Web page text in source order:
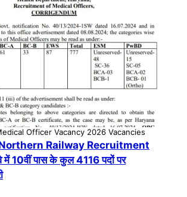
Officer Vacancy 2026 Vacancies
Railway Recruitment
में 10वीं पास के कुल 4116 पदों पर